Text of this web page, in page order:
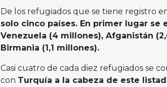
De los refugiados que se tiene registro
solo cinco países. En primer lugar se
Venezuela (4 millones), Afganistán
Birmania (1,1 millones).
Casi cuatro de cada diez refugiados se
con Turquía a la cabeza de este